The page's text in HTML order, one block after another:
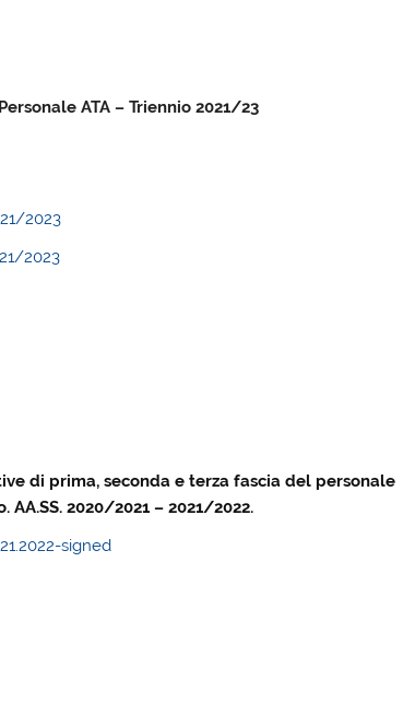
ATA – Triennio 2021/23
2023
2023
di prima, seconda e terza fascia del personale
2020/2021 – 2021/2022.
signed